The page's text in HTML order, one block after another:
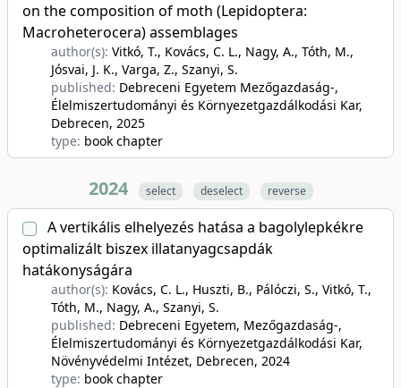
on the composition of moth (Lepidoptera:
Macroheterocera) assemblages
author(s): Vitkó, T., Kovács, C. L., Nagy, A., Tóth, M.,
Jósvai, J. K., Varga, Z., Szanyi, S.
published: Debreceni Egyetem Mezőgazdaság-,
Élelmiszertudományi és Környezetgazdálkodási Kar,
Debrecen, 2025
type: book chapter
2024 select deselect reverse
A vertikális elhelyezés hatása a bagolylepkékre
optimalizált biszex illatanyagcsapdák
hatákonyságára
author(s): Kovács, C. L., Huszti, B., Pálóczi, S., Vitkó, T.,
Tóth, M., Nagy, A., Szanyi, S.
published: Debreceni Egyetem, Mezőgazdaság-,
Élelmiszertudományi és Környezetgazdálkodási Kar,
Növényvédelmi Intézet, Debrecen, 2024
type: book chapter